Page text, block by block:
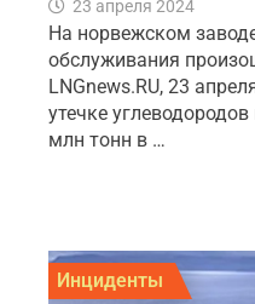
23 апреля 2024
На норвежском
обслуживания
LNGnews.RU, 23
утечке
млн тонн в …
Инциденты